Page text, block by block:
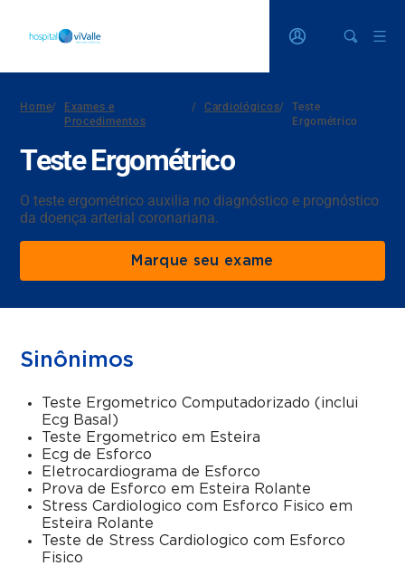
Home/
Exames e
Procedimentos
/ Cardiológicos/
Teste
Ergométrico
Teste Ergométrico
O teste ergométrico auxilia no diagnóstico e prognóstico
da doença arterial coronariana.
Marque seu exame
Sinônimos
Teste Ergometrico Computadorizado (inclui
Ecg Basal)
Teste Ergometrico em Esteira
Ecg de Esforco
Eletrocardiograma de Esforco
Prova de Esforco em Esteira Rolante
Stress Cardiologico com Esforco Fisico em
Esteira Rolante
Teste de Stress Cardiologico com Esforco
Fisico